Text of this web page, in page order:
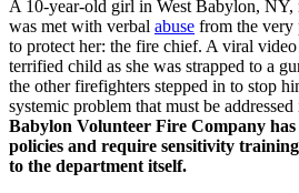
A 10-year-old girl in West Babylon, NY,
was met with verbal abuse from the very
to protect her: the fire chief. A viral
terrified child as she was strapped to a
the other firefighters stepped in to stop
systemic problem that must be
Babylon Volunteer Fire Company
policies and require sensitivity
to the department itself.